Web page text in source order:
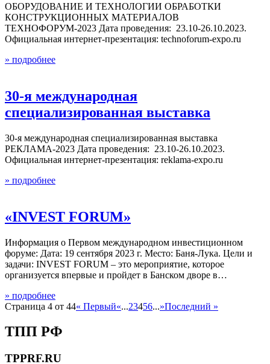
ОБОРУДОВАНИЕ И ТЕХНОЛОГИИ ОБРАБОТКИ
КОНСТРУКЦИОННЫХ МАТЕРИАЛОВ
ТЕХНОФОРУМ-2023 Дата проведения: 23.10-26.10.2023.
Официальная интернет-презентация: technoforum-expo.ru
» подробнее
30-я международная
специализированная выставка
30-я международная специализированная выставка
РЕКЛАМА-2023 Дата проведения: 23.10-26.10.2023.
Официальная интернет-презентация: reklama-expo.ru
» подробнее
«INVEST FORUM»
Информация о Первом международном инвестиционном
форуме: Дата: 19 сентября 2023 г. Место: Баня-Лука. Цели и
задачи: INVEST FORUM – это мероприятие, которое
организуется впервые и пройдет в Банском дворе в…
» подробнее
Страница 4 от 44« Первый«...23456...»Последний »
ТПП РФ
TPPRF.RU